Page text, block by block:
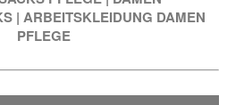
| ARBEITSKLEIDUNG DAMEN
PFLEGE